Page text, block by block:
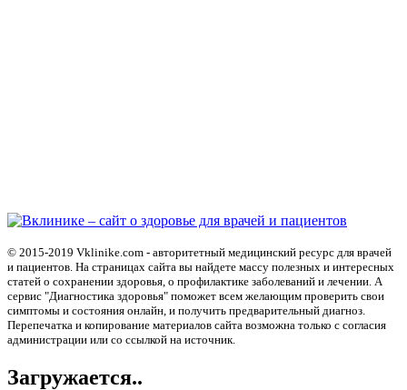
© 2015-2019 Vklinike.com - авторитетный медицинский ресурс для врачей
и пациентов. На страницах сайта вы найдете массу полезных и интересных
статей о сохранении здоровья, о профилактике заболеваний и лечении. А
сервис "Диагностика здоровья" поможет всем желающим проверить свои
симптомы и состояния онлайн, и получить предварительный диагноз.
Перепечатка и копирование материалов сайта возможна только с согласия
администрации или со ссылкой на источник.
Загружается..